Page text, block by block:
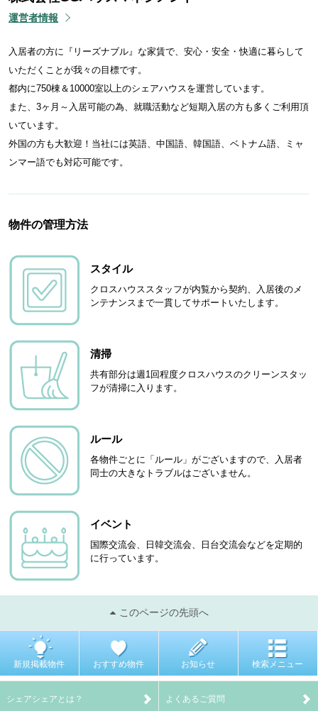
運営者情報
入居者の方に『リーズナブル』な家賃で、安心・安全・快適に暮らして
いただくことが我々の目標です。
都内に750棟＆10000室以上のシェアハウスを運営しています。
また、3ヶ月～入居可能の為、就職活動など短期入居の方も多くご利用頂
いています。
外国の方も大歓迎！当社には英語、中国語、韓国語、ベトナム語、ミャ
ンマー語でも対応可能です。
物件の管理方法
スタイル
クロスハウススタッフが内覧から契約、入居後のメ
ンテナンスまで一貫してサポートいたします。
清掃
共有部分は週1回程度クロスハウスのクリーンスタッ
フが清掃に入ります。
ルール
各物件ごとに「ルール」がございますので、入居者
同士の大きなトラブルはございません。
イベント
国際交流会、日韓交流会、日台交流会などを定期的
に行っています。
このページの先頭へ
新規掲載物件 おすすめ物件 お知らせ 検索メニュー
シェアシェアとは？ よくあるご質問